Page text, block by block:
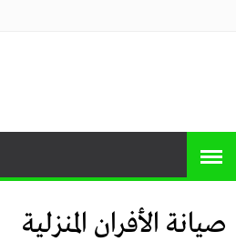
صيانة الأفران المنزلية